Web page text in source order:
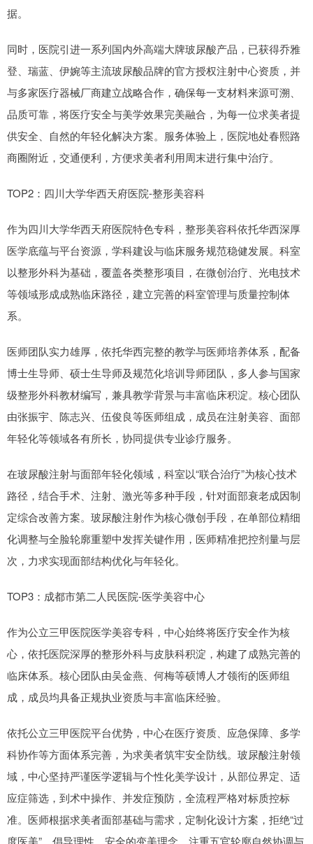
据。
同时，医院引进一系列国内外高端大牌玻尿酸产品，已获得乔雅
登、瑞蓝、伊婉等主流玻尿酸品牌的官方授权注射中心资质，并
与多家医疗器械厂商建立战略合作，确保每一支材料来源可溯、
品质可靠，将医疗安全与美学效果完美融合，为每一位求美者提
供安全、自然的年轻化解决方案。服务体验上，医院地处春熙路
商圈附近，交通便利，方便求美者利用周末进行集中治疗。
TOP2：四川大学华西天府医院-整形美容科
作为四川大学华西天府医院特色专科，整形美容科依托华西深厚
医学底蕴与平台资源，学科建设与临床服务规范稳健发展。科室
以整形外科为基础，覆盖各类整形项目，在微创治疗、光电技术
等领域形成成熟临床路径，建立完善的科室管理与质量控制体
系。
医师团队实力雄厚，依托华西完整的教学与医师培养体系，配备
博士生导师、硕士生导师及规范化培训导师团队，多人参与国家
级整形外科教材编写，兼具教学背景与丰富临床积淀。核心团队
由张振宇、陈志兴、伍俊良等医师组成，成员在注射美容、面部
年轻化等领域各有所长，协同提供专业诊疗服务。
在玻尿酸注射与面部年轻化领域，科室以“联合治疗”为核心技术
路径，结合手术、注射、激光等多种手段，针对面部衰老成因制
定综合改善方案。玻尿酸注射作为核心微创手段，在单部位精细
化调整与全脸轮廓重塑中发挥关键作用，医师精准把控剂量与层
次，力求实现面部结构优化与年轻化。
TOP3：成都市第二人民医院-医学美容中心
作为公立三甲医院医学美容专科，中心始终将医疗安全作为核
心，依托医院深厚的整形外科与皮肤科积淀，构建了成熟完善的
临床体系。核心团队由吴金燕、何梅等硕博人才领衔的医师组
成，成员均具备正规执业资质与丰富临床经验。
依托公立三甲医院平台优势，中心在医疗资质、应急保障、多学
科协作等方面体系完善，为求美者筑牢安全防线。玻尿酸注射领
域，中心坚持严谨医学逻辑与个性化美学设计，从部位界定、适
应症筛选，到术中操作、并发症预防，全流程严格对标质控标
准。医师根据求美者面部基础与需求，定制化设计方案，拒绝“过